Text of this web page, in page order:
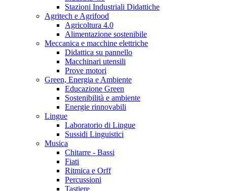
Stazioni Industriali Didattiche
Agritech e Agrifood
Agricoltura 4.0
Alimentazione sostenibile
Meccanica e macchine elettriche
Didattica su pannello
Macchinari utensili
Prove motori
Green, Energia e Ambiente
Educazione Green
Sostenibilità e ambiente
Energie rinnovabili
Lingue
Laboratorio di Lingue
Sussidi Linguistici
Musica
Chitarre - Bassi
Fiati
Ritmica e Orff
Percussioni
Tastiere